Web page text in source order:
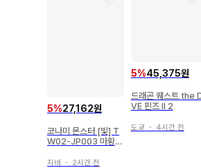
5%27,162원
코나미 몬스터 [빛] T
W02-JP003 마황신
지바 ・ 2시간 전
5%45,375원
드래곤 퀘스트 the
VE 핀즈 II 2
도쿄 ・ 4시간 전